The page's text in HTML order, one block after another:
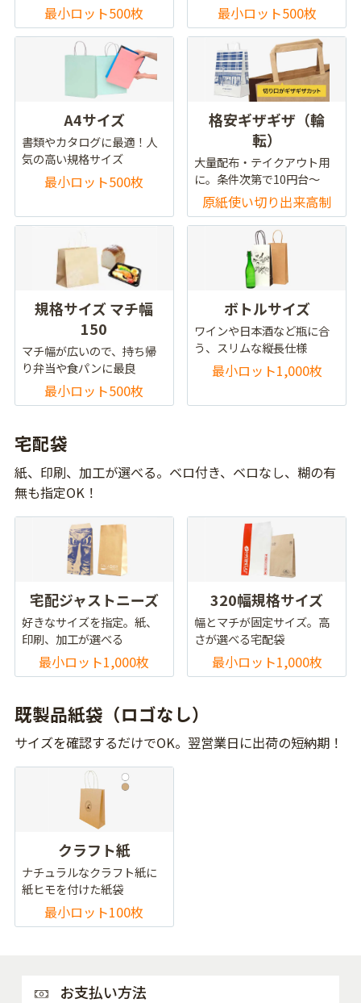
最小ロット500枚 最小ロット500枚
A4サイズ
書類やカタログに最適！人
気の高い規格サイズ
最小ロット500枚
格安ギザギザ（輪
転）
大量配布・テイクアウト用
に。条件次第で10円台～
原紙使い切り出来高制
規格サイズ マチ幅
150
マチ幅が広いので、持ち帰
り弁当や食パンに最良
最小ロット500枚
ボトルサイズ
ワインや日本酒など瓶に合
う、スリムな縦長仕様
最小ロット1,000枚
宅配袋
紙、印刷、加工が選べる。ベロ付き、ベロなし、糊の有
無も指定OK！
宅配ジャストニーズ
好きなサイズを指定。紙、
印刷、加工が選べる
最小ロット1,000枚
320幅規格サイズ
幅とマチが固定サイズ。高
さが選べる宅配袋
最小ロット1,000枚
既製品紙袋（ロゴなし）
サイズを確認するだけでOK。翌営業日に出荷の短納期！
クラフト紙
ナチュラルなクラフト紙に
紙ヒモを付けた紙袋
最小ロット100枚
お支払い方法